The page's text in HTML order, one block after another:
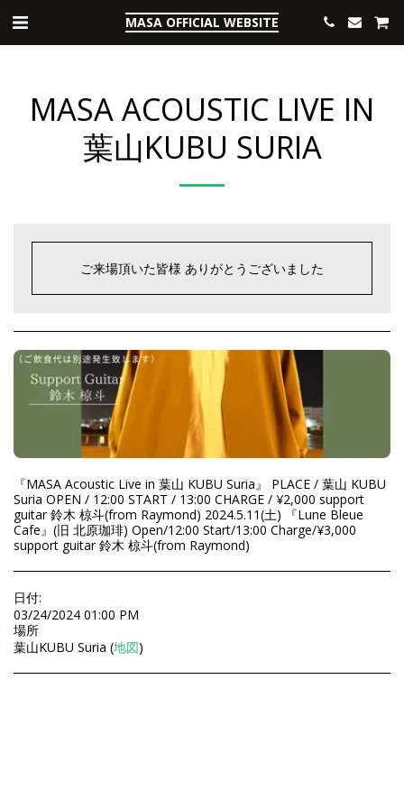
MASA OFFICIAL WEBSITE
MASA ACOUSTIC LIVE IN
葉山KUBU SURIA
ご来場頂いた皆様 ありがとうございました
『MASA Acoustic Live in 葉山 KUBU Suria』 PLACE / 葉山 KUBU
Suria OPEN / 12:00 START / 13:00 CHARGE / ¥2,000 support
guitar 鈴木 椋斗(from Raymond) 2024.5.11(土) 『Lune Bleue
Cafe』(旧 北原珈琲) Open/12:00 Start/13:00 Charge/¥3,000
support guitar 鈴木 椋斗(from Raymond)
日付:
03/24/2024 01:00 PM
場所
葉山KUBU Suria (地図)